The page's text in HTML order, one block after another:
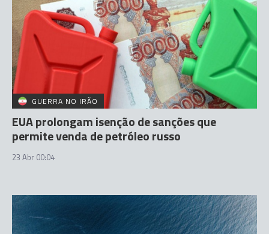
GUERRA NO IRÃO
EUA prolongam isenção de sanções que
permite venda de petróleo russo
23 Abr 00:04